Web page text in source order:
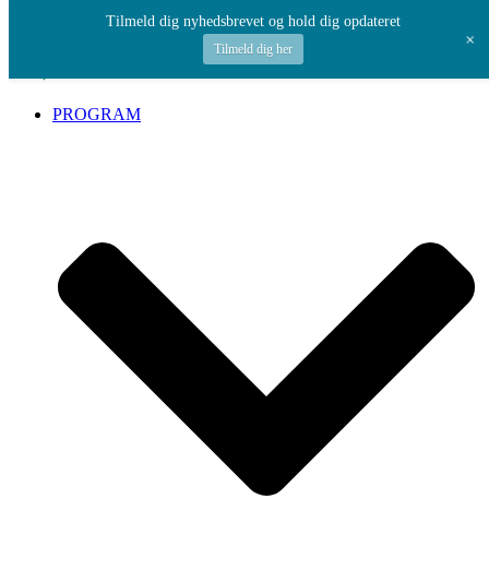
Spring til indhold
PROGRAM
Tilmeld dig nyhedsbrevet og hold dig opdateret
Tilmeld dig her +